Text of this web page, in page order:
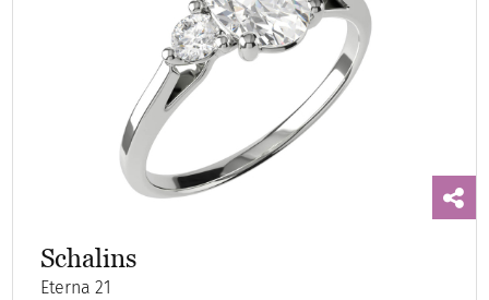
Schalins
Eterna 21